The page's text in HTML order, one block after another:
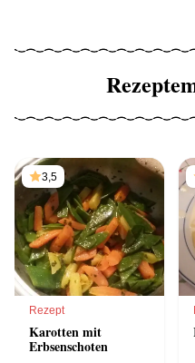
3,5
Rezept
Karotten mit
Erbsenschoten